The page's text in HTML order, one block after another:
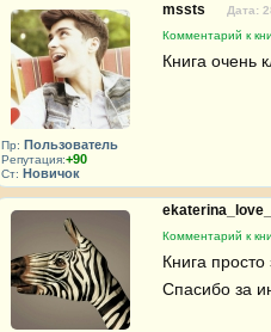
Пр: Пользователь
Репутация:+90
Ст: Новичок
mssts
Дата:
Комментарий к
Книга очень
Комментарий к
Книга
Спасибо за